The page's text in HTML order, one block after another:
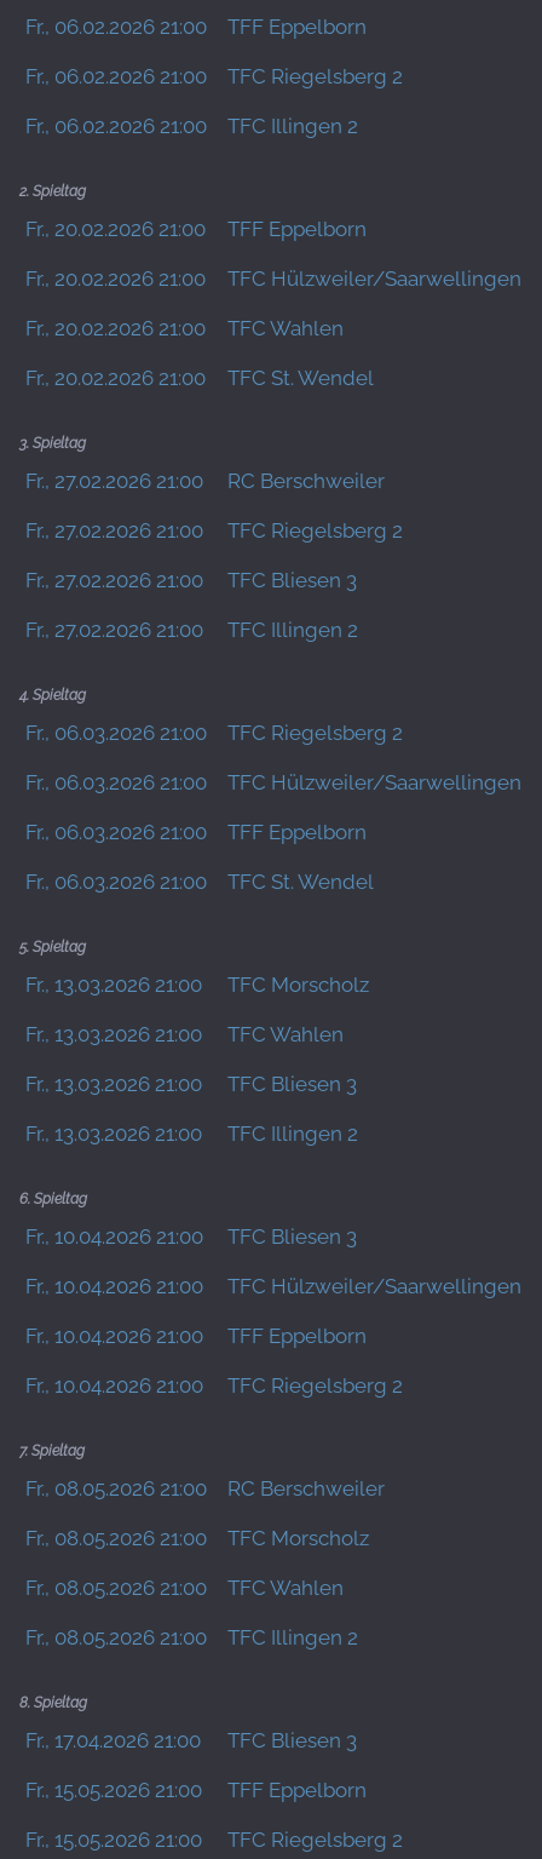
Fr., 06.02.2026 21:00 TFF Eppelborn
Fr., 06.02.2026 21:00 TFC Riegelsberg 2
Fr., 06.02.2026 21:00 TFC Illingen 2
2. Spieltag
Fr., 20.02.2026 21:00 TFF Eppelborn
Fr., 20.02.2026 21:00 TFC Hülzweiler/Saarwellingen 3
Fr., 20.02.2026 21:00 TFC Wahlen
Fr., 20.02.2026 21:00 TFC St. Wendel
3. Spieltag
Fr., 27.02.2026 21:00 RC Berschweiler
Fr., 27.02.2026 21:00 TFC Riegelsberg 2
Fr., 27.02.2026 21:00 TFC Bliesen 3
Fr., 27.02.2026 21:00 TFC Illingen 2
4. Spieltag
Fr., 06.03.2026 21:00 TFC Riegelsberg 2
Fr., 06.03.2026 21:00 TFC Hülzweiler/Saarwellingen 3
Fr., 06.03.2026 21:00 TFF Eppelborn
Fr., 06.03.2026 21:00 TFC St. Wendel
5. Spieltag
Fr., 13.03.2026 21:00 TFC Morscholz
Fr., 13.03.2026 21:00 TFC Wahlen
Fr., 13.03.2026 21:00 TFC Bliesen 3
Fr., 13.03.2026 21:00 TFC Illingen 2
6. Spieltag
Fr., 10.04.2026 21:00 TFC Bliesen 3
Fr., 10.04.2026 21:00 TFC Hülzweiler/Saarwellingen 3
Fr., 10.04.2026 21:00 TFF Eppelborn
Fr., 10.04.2026 21:00 TFC Riegelsberg 2
7. Spieltag
Fr., 08.05.2026 21:00 RC Berschweiler
Fr., 08.05.2026 21:00 TFC Morscholz
Fr., 08.05.2026 21:00 TFC Wahlen
Fr., 08.05.2026 21:00 TFC Illingen 2
8. Spieltag
Fr., 17.04.2026 21:00 TFC Bliesen 3
Fr., 15.05.2026 21:00 TFF Eppelborn
Fr., 15.05.2026 21:00 TFC Riegelsberg 2